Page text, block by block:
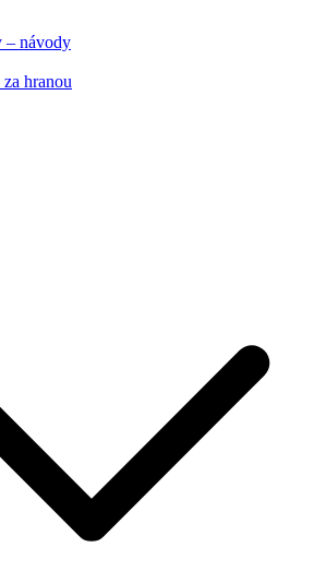
– návody
hranou